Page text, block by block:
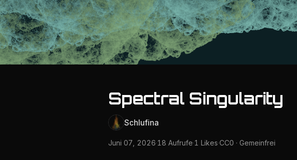
Spectral Singularity
Schlufina
Juni 07, 2026·18 Aufrufe·1 Likes·CC0 · Gemeinfrei